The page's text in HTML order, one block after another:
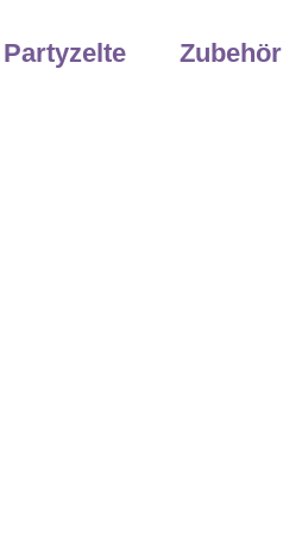
Partyzelte Zubehör